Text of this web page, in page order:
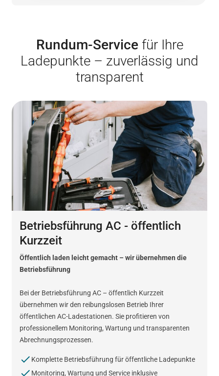
Rundum-Servicefür Ihre
Ladepunkte – zuverlässig und
transparent
Betriebsführung AC - öffentlich
Kurzzeit
Öffentlich laden leicht gemacht – wir übernehmen die
Betriebsführung
Bei der Betriebsführung AC – öffentlich Kurzzeit
übernehmen wir den reibungslosen Betrieb Ihrer
öffentlichen AC-Ladestationen. Sie profitieren von
professionellem Monitoring, Wartung und transparenten
Abrechnungsprozessen.
Komplette Betriebsführung für öffentliche Ladepunkte
Monitoring, Wartung und Service inklusive